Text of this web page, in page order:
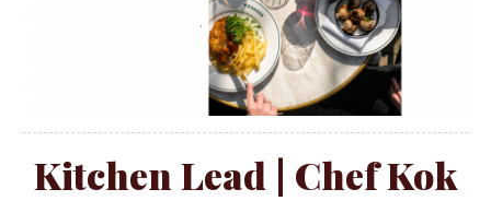
Kitchen Lead | Chef Kok